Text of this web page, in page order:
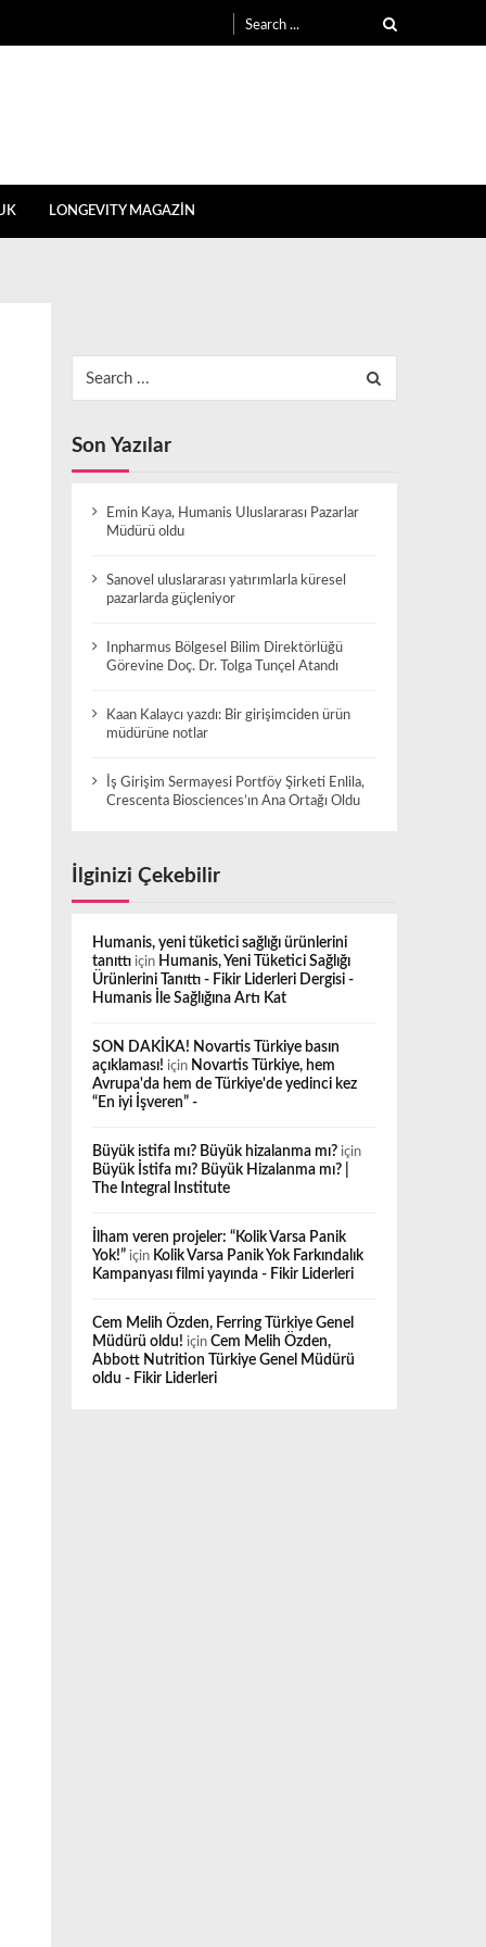
for:
LONGEVITY MAGAZİN
for:
Son Yazılar
Emin Kaya, Humanis Uluslararası Pazarlar
Müdürü oldu
Sanovel uluslararası yatırımlarla küresel
pazarlarda güçleniyor
Inpharmus Bölgesel Bilim Direktörlüğü
Görevine Doç. Dr. Tolga Tunçel Atandı
Kaan Kalaycı yazdı: Bir girişimciden ürün
müdürüne notlar
İş Girişim Sermayesi Portföy Şirketi Enlila,
Crescenta Biosciences’ın Ana Ortağı Oldu
İlginizi Çekebilir
Humanis, yeni tüketici sağlığı ürünlerini
tanıttıiçin Humanis, Yeni Tüketici Sağlığı
Ürünlerini Tanıttı - Fikir Liderleri Dergisi -
Humanis İle Sağlığına Artı Kat
SON DAKİKA! Novartis Türkiye basın
açıklaması! için Novartis Türkiye, hem
Avrupa'da hem de Türkiye'de yedinci kez
“En iyi İşveren” -
Büyük istifa mı? Büyük hizalanma mı?için
Büyük İstifa mı? Büyük Hizalanma mı? |
The Integral Institute
İlham veren projeler: “Kolik Varsa Panik
Yok!”için Kolik Varsa Panik Yok Farkındalık
Kampanyası filmi yayında - Fikir Liderleri
Cem Melih Özden, Ferring Türkiye Genel
Müdürü oldu! için Cem Melih Özden,
Abbott Nutrition Türkiye Genel Müdürü
oldu - Fikir Liderleri